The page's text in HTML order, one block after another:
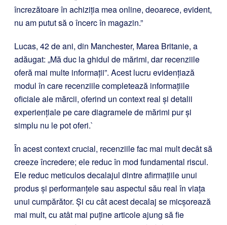
încrezătoare în achiziția mea online, deoarece, evident,
nu am putut să o încerc în magazin.”
Lucas, 42 de ani, din Manchester, Marea Britanie, a
adăugat: „Mă duc la ghidul de mărimi, dar recenziile
oferă mai multe informații”. Acest lucru evidențiază
modul în care recenziile completează informațiile
oficiale ale mărcii, oferind un context real și detalii
experiențiale pe care diagramele de mărimi pur și
simplu nu le pot oferi.`
În acest context crucial, recenziile fac mai mult decât să
creeze încredere; ele reduc în mod fundamental riscul.
Ele reduc meticulos decalajul dintre afirmațiile unui
produs și performanțele sau aspectul său real în viața
unui cumpărător. Și cu cât acest decalaj se micșorează
mai mult, cu atât mai puține articole ajung să fie